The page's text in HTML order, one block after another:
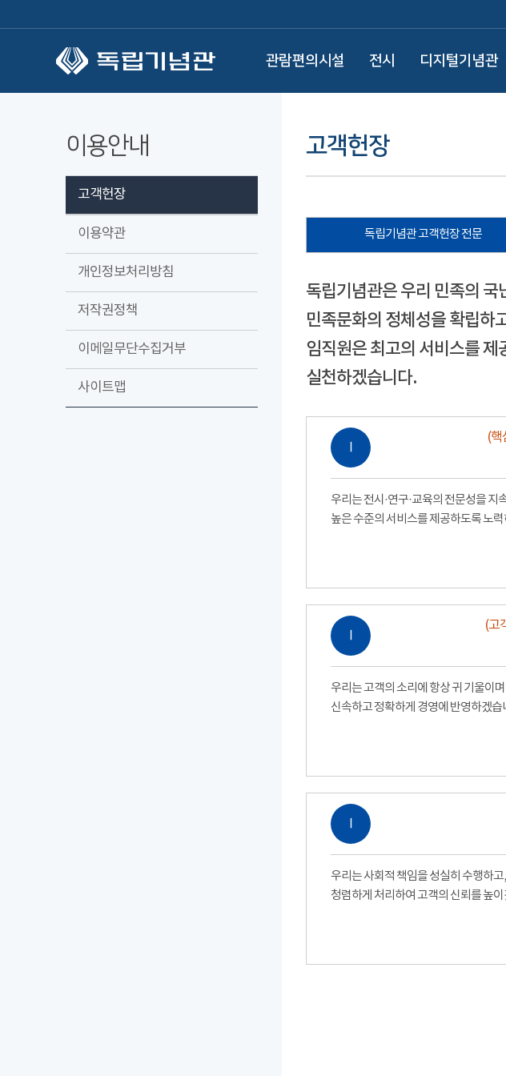
관람편의시설 전시 디지털기념관
이용안내
고객헌장
이용약관
개인정보처리방침
저작권정책
이메일무단수집거부
사이트맵
고객헌장
독립기념관 고객헌장 전문
독립기념관은 우리 민족의 국
민족문화의 정체성을 확립하
임직원은 최고의 서비스를 제
실천하겠습니다.
Ⅰ
(핵
우리는 전시·연구·교육의 전문성을 지
높은 수준의 서비스를 제공하도록 노
Ⅰ
(고
우리는 고객의 소리에 항상 귀 기울이
신속하고 정확하게 경영에 반영하겠습
Ⅰ
우리는 사회적 책임을 성실히 수행하
청렴하게 처리하여 고객의 신뢰를 높